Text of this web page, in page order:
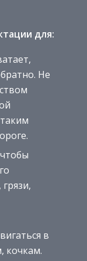
для:
Не
в
кочкам.